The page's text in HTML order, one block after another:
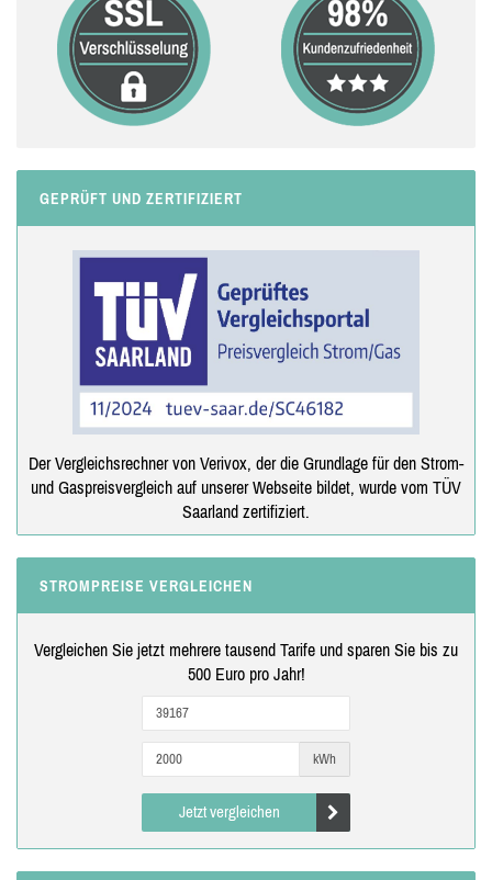
GEPRÜFT UND ZERTIFIZIERT
Der Vergleichsrechner von Verivox, der die Grundlage für den Strom-
und Gaspreisvergleich auf unserer Webseite bildet, wurde vom TÜV
Saarland zertifiziert.
STROMPREISE VERGLEICHEN
Vergleichen Sie jetzt mehrere tausend Tarife und sparen Sie bis zu
500 Euro pro Jahr!
kWh
Jetzt vergleichen